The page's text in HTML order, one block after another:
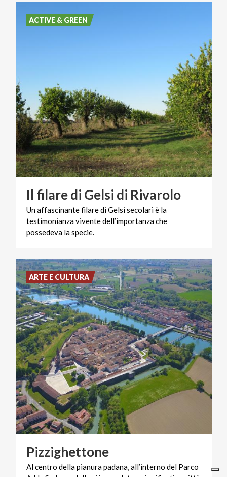
Il filaredi Gelsi di Rivarolo
Un affascinante filare di Gelsi secolari è la
testimonianza vivente dell’importanza che
possedeva la specie.
ACTIVE & GREEN
Pizzighettone
Al centro della pianura padana, all’interno del Parco
ARTE E CULTURA